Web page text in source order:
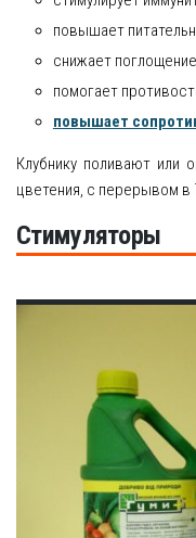
повышает
снижает
помогает
повышает
Клубнику поливают или
цветения, с перерывом в
Стимуляторы